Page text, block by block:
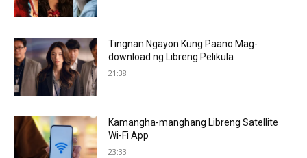
Tingnan Ngayon Kung Paano Mag-
download ng Libreng Pelikula
21:38
Kamangha-manghang Libreng Satellite
Wi-Fi App
23:33